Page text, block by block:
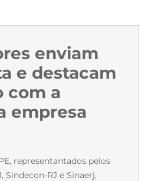
enviam
e destacam
com a
empresa
representantados pelos
Sindecon-RJ e Sinaerj,